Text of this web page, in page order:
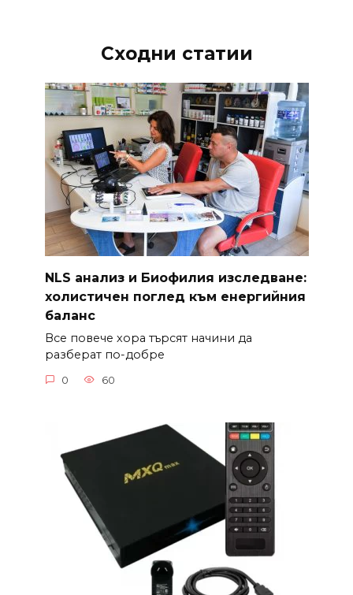
Сходни статии
NLS анализ и Биофилия изследване:
холистичен поглед към енергийния
баланс
Все повече хора търсят начини да
разберат по-добре
0 60